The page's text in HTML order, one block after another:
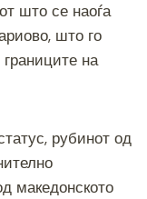
што се наоѓа
што го
на
рубинот од
македонското